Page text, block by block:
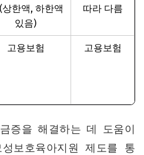
상한액, 하한액
있음)
따라 다름
고용보험 고용보험
증을 해결하는 데 도움이
보호육아지원 제도를 통